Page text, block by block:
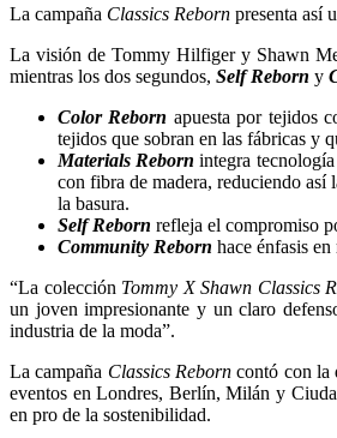
La campaña Classics Reborn presenta así
La visión de Tommy Hilfiger y Shawn
mientras los dos segundos, Self Reborn y
Color Reborn apuesta por tejidos
tejidos que sobran en las fábricas y
Materials Reborn integra
con fibra de madera, reduciendo así
la basura.
Self Reborn refleja el compromiso
Community Reborn hace énfasis
“La colección Tommy X Shawn Classics
un joven impresionante y un claro
industria de la moda”.
La campaña Classics Reborncontó con la
eventos en Londres, Berlín, Milán y
en pro de la sostenibilidad.